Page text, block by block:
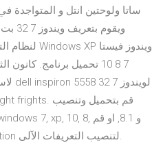
ساتا ولوحتين انتل و المتواجدة
بتحميل برنامج driverpack solution لتنصيب التعريفات الآلى.